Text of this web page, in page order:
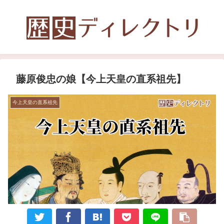
藤原俊忠の娘【今上天皇の直系祖先】
今上天皇の直系祖先